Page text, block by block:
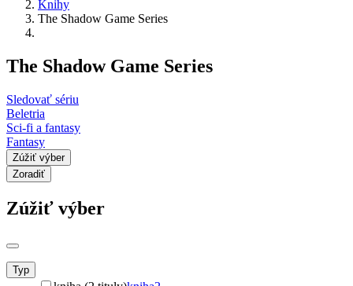
Knihy
The Shadow Game Series
The Shadow Game Series
Sledovať sériu
Beletria
Sci-fi a fantasy
Fantasy
Zúžiť výber
Zoradiť
Zúžiť výber
Typ